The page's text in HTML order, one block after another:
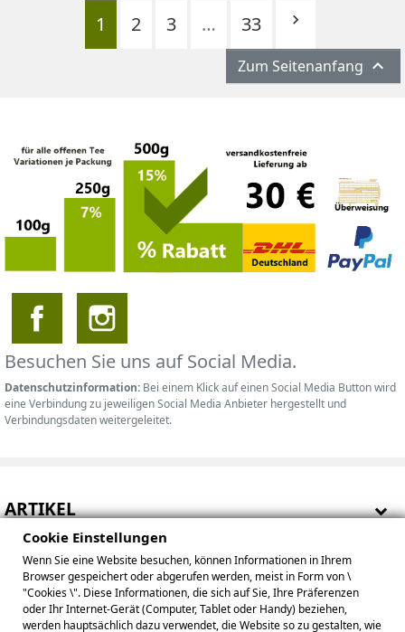
1 2 3 … 33 Weiter

Zum Seitenanfang 
Besuchen Sie uns auf Social Media.
Datenschutzinformation: Bei einem Klick auf einen Social Media Button wird
eine Verbindung zu jeweiligen Social Media Anbieter hergestellt und
Verbindungsdaten weitergeleitet.
ARTIKEL
HINWEISE
IHR KONTO
Cookie Einstellungen
Wenn Sie eine Website besuchen, können Informationen in Ihrem
Browser gespeichert oder abgerufen werden, meist in Form von \
"Cookies \". Diese Informationen, die sich auf Sie, Ihre Präferenzen
oder Ihr Internet-Gerät (Computer, Tablet oder Handy) beziehen,
werden hauptsächlich dazu verwendet, die Website so zu gestalten, wie